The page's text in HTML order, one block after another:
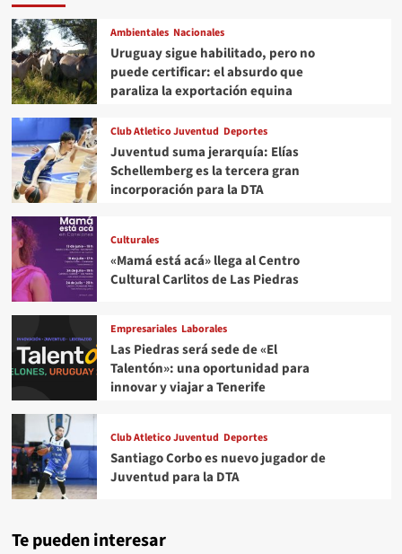
Ambientales Nacionales
Uruguay sigue habilitado, pero no
puede certificar: el absurdo que
paraliza la exportación equina
Club Atletico Juventud Deportes
Juventud suma jerarquía: Elías
Schellemberg es la tercera gran
incorporación para la DTA
Culturales
«Mamá está acá» llega al Centro
Cultural Carlitos de Las Piedras
Empresariales Laborales
Las Piedras será sede de «El
Talentón»: una oportunidad para
innovar y viajar a Tenerife
Club Atletico Juventud Deportes
Santiago Corbo es nuevo jugador de
Juventud para la DTA
Te pueden interesar